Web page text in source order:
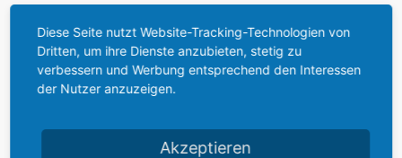
Diese Seite nutzt Website-Tracking-Technologien von
Dritten, um ihre Dienste anzubieten, stetig zu
verbessern und Werbung entsprechend den Interessen
der Nutzer anzuzeigen.
Akzeptieren